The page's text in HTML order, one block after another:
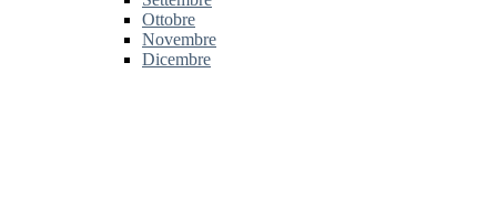
Ottobre
Novembre
Dicembre